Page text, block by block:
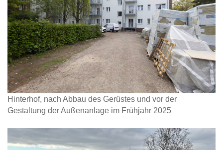
Hinterhof, nach Abbau des Gerüstes und vor der
Gestaltung der Außenanlage im Frühjahr 2025